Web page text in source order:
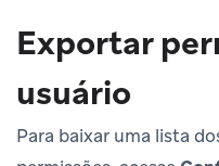
Exportar
usuário
Para baixar uma lista